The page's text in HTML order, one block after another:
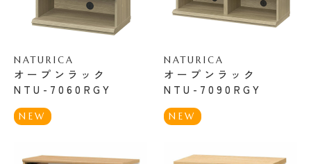
NATURICA
オープンラック
NTU-7060RGY
NEW
NATURICA
オープンラック
NTU-7090RGY
NEW